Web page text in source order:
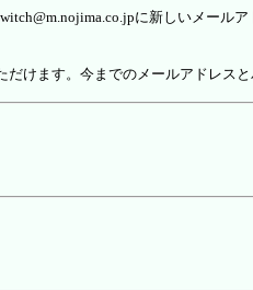
に新しいメールア
けます。今までのメールアドレスと